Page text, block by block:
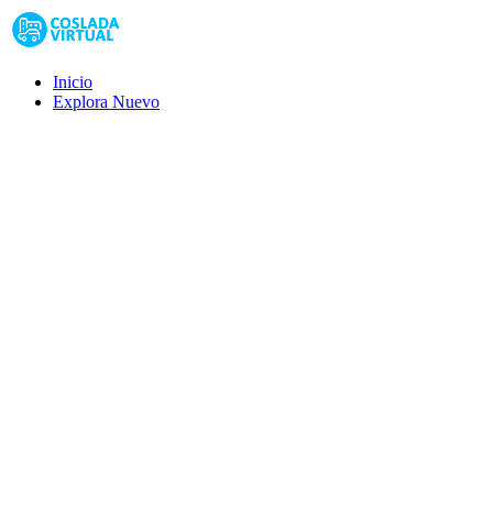
Inicio
Explora Nuevo